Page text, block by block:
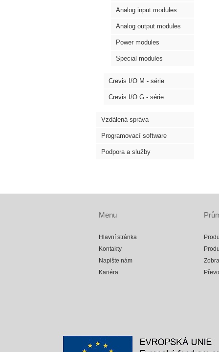
Analog input modules
Analog output modules
Power modules
Special modules
Crevis I/O M - série
Crevis I/O G - série
Vzdálená správa
Programovací software
Podpora a služby
Menu
Hlavní stránka
Kontakty
Napište nám
Kariéra